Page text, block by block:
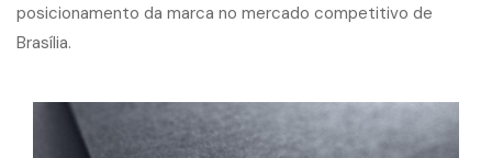
posicionamento da marca no mercado competitivo de
Brasília.